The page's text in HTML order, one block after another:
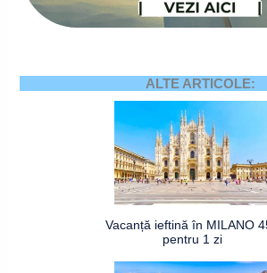
ALTE ARTICOLE:
Vacanță ieftină în MILANO
pentru 1 zi